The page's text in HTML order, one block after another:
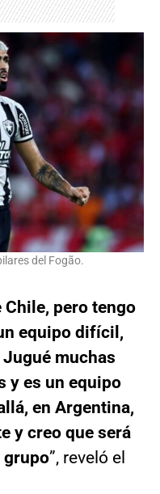
del Fogão.
Chile, pero tengo
equipo difícil,
muchas
y es un equipo
en Argentina,
y creo que será
”, reveló el